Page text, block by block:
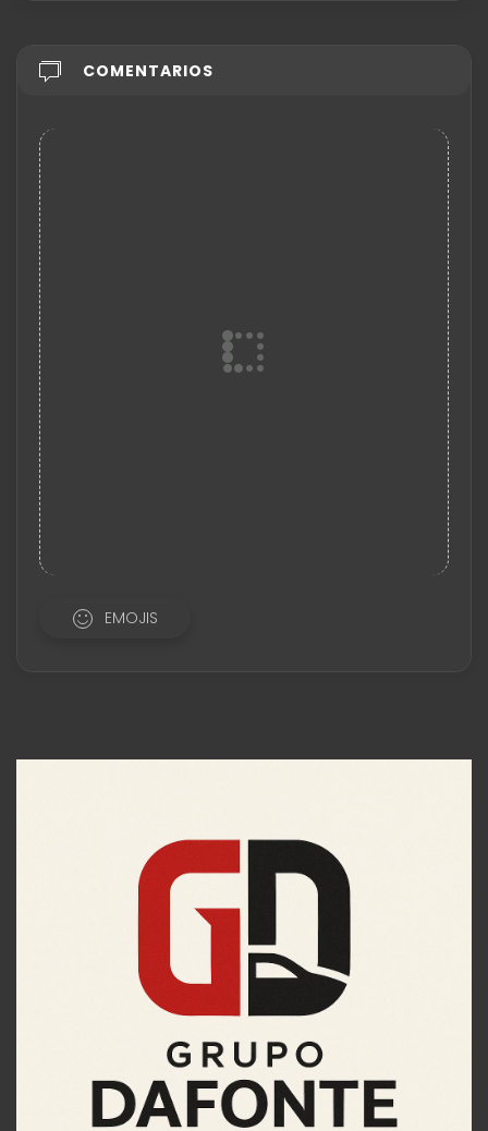
COMENTARIOS
EMOJIS